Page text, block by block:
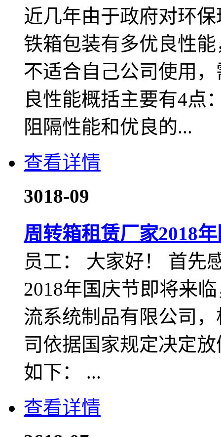
近几年由于政府对环
铁箱包装有多优良性
不适合自己公司使用
良性能概括主要有4点
阻隔性能和优良的...
查看详情
3018-09
周转箱租赁厂家2018
员工： 大家好！ 首先
2018年国庆节即将来
流系统制品有限公司
司依据国家规定决定
如下： ...
查看详情